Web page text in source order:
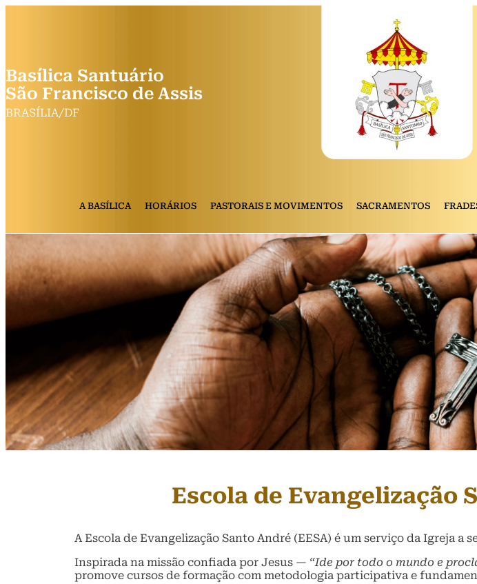
Basílica Santuário
São Francisco de Assis
BRASÍLIA/DF
A BASÍLICA HORÁRIOS PASTORAIS E MOVIMENTOS SACRAMENTOS
Escola de Evangelização
A Escola de Evangelização Santo André (EESA) é um serviço da Igreja a
Inspirada na missão confiada por Jesus — “Ide por todo o mundo e
promove cursos de formação com metodologia participativa e